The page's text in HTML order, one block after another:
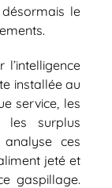
le
installée au
service, les
surplus
analyse ces
jeté et
gaspillage.